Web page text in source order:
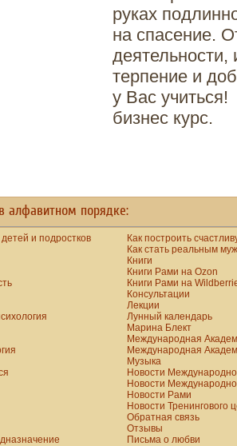
руках
на спасение.
терпение и
у Вас
бизнес курс.
алфавитном порядке:
и подростков
Как построить
Как стать реальным
Книги
Книги Рами на Ozon
Книги Рами на
Консультации
Лекции
Лунный календарь
Марина Блект
Международная
Международная
Музыка
Новости
Новости
Новости Рами
Новости Тренингового
Обратная связь
Отзывы
Письма о любви